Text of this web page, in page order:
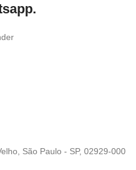
São Paulo - SP, 02929-000